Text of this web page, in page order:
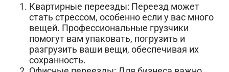
Квартирные переезды: Переезд может
стать стрессом, особенно если у вас много
вещей. Профессиональные грузчики
помогут вам упаковать, погрузить и
разгрузить ваши вещи, обеспечивая их
сохранность.